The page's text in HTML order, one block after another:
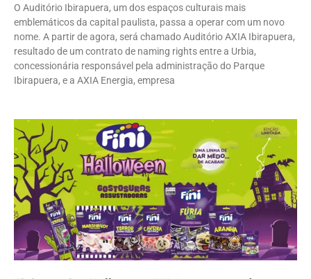
O Auditório Ibirapuera, um dos espaços culturais mais
emblemáticos da capital paulista, passa a operar com um novo
nome. A partir de agora, será chamado Auditório AXIA Ibirapuera,
resultado de um contrato de naming rights entre a Urbia,
concessionária responsável pela administração do Parque
Ibirapuera, e a AXIA Energia, empresa